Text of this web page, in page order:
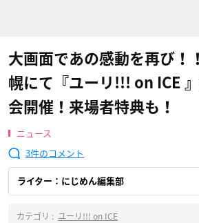
大画面であの感動を再び！
幌にて『ユーリ!!! on ICE
会開催！来場者特典も！
ニュース
3
ライター：にじめん編集部
カテゴリ : ユーリ!!! on ICE